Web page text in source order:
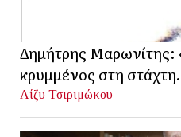
Δημήτρης Μαρωνίτης:
κρυμμένος στη
Λίζυ Τσιριμώκου